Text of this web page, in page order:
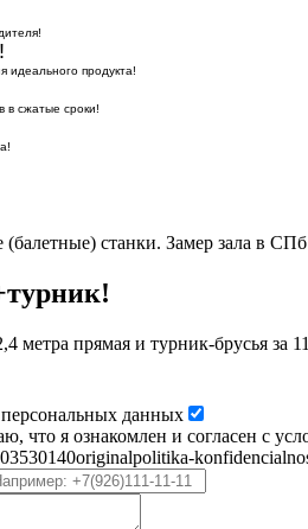
идеального продукта!
в сжатые сроки!
(балетные) станки. Замер зала в
метра прямая и турник-брусья за
данных
что я ознакомлен и согласен с